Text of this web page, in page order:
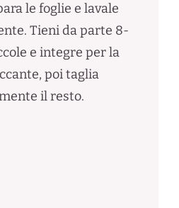
le foglie e lavale
Tieni da parte 8-
e integre per la
poi taglia
il resto.